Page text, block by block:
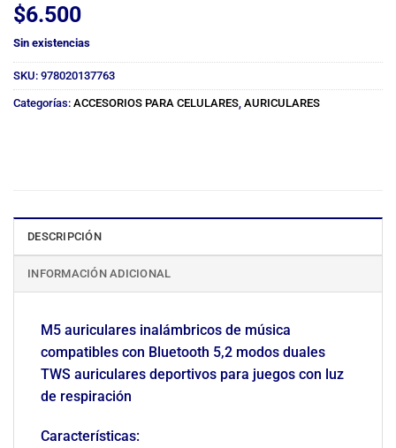
$6.500
Sin existencias
SKU: 978020137763
Categorías: ACCESORIOS PARA CELULARES AURICULARES
DESCRIPCIÓN
INFORMACIÓN ADICIONAL
M5 auriculares inalámbricos de música
compatibles con Bluetooth 5,2 modos duales
TWS auriculares deportivos para juegos con luz
de respiración
Características: